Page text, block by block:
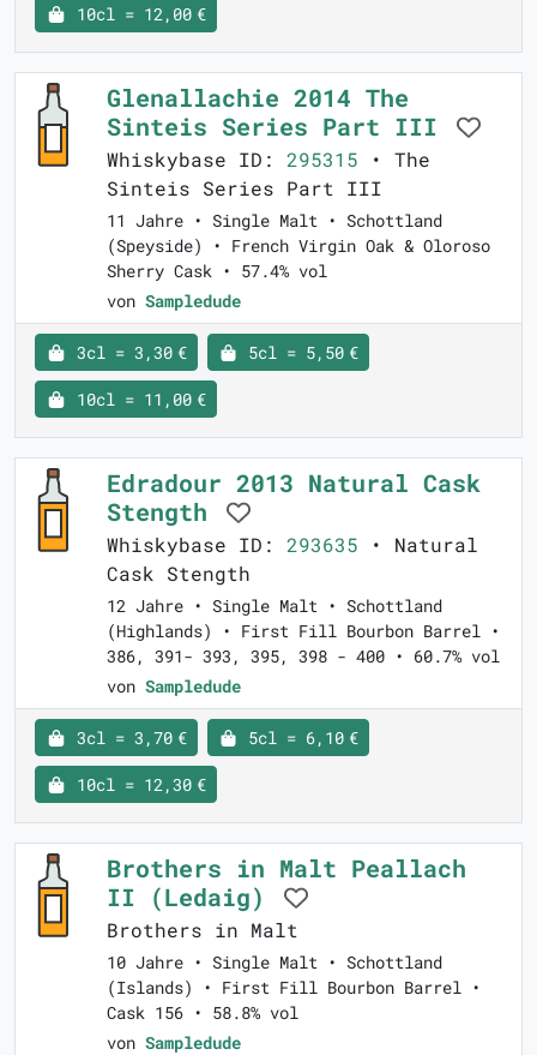
10cl = 12,00 €
Glenallachie 2014 The
Sinteis Series Part III
Whiskybase ID: 295315 • The
Sinteis Series Part III
11 Jahre • Single Malt • Schottland
(Speyside) • French Virgin Oak & Oloroso
Sherry Cask • 57.4% vol
von Sampledude
3cl = 3,30 € 5cl = 5,50 €
10cl = 11,00 €
Edradour 2013 Natural Cask
Stength
Whiskybase ID: 293635 • Natural
Cask Stength
12 Jahre • Single Malt • Schottland
(Highlands) • First Fill Bourbon Barrel •
386, 391- 393, 395, 398 - 400 • 60.7% vol
von Sampledude
3cl = 3,70 € 5cl = 6,10 €
10cl = 12,30 €
Brothers in Malt Peallach
II (Ledaig)
Brothers in Malt
10 Jahre • Single Malt • Schottland
(Islands) • First Fill Bourbon Barrel •
Cask 156 • 58.8% vol
von Sampledude